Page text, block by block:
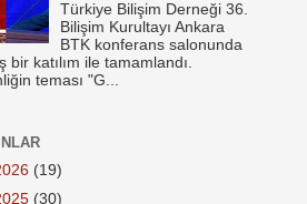
Türkiye Bilişim Derneği 36.
Bilişim Kurultayı Ankara
BTK konferans salonunda
bir katılım ile tamamlandı.
teması "G...
(19)
(30)